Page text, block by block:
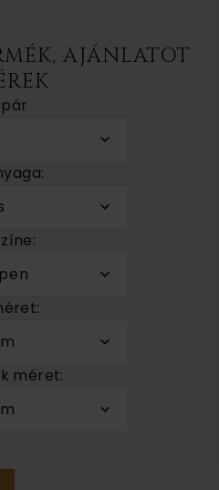
AJÁNLATOT
pár
méret: